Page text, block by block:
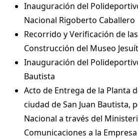
Inauguración del
Nacional Rigoberto Caballero
Recorrido y Verificación de
Construcción del Museo
Inauguración del
Bautista
Acto de Entrega de la Planta
ciudad de San Juan Bautista,
Nacional a través del
Comunicaciones a la